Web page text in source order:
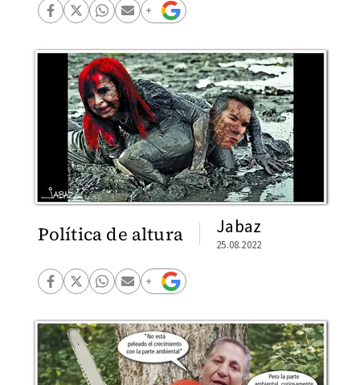
Política de altura Jabaz
25.08.2022